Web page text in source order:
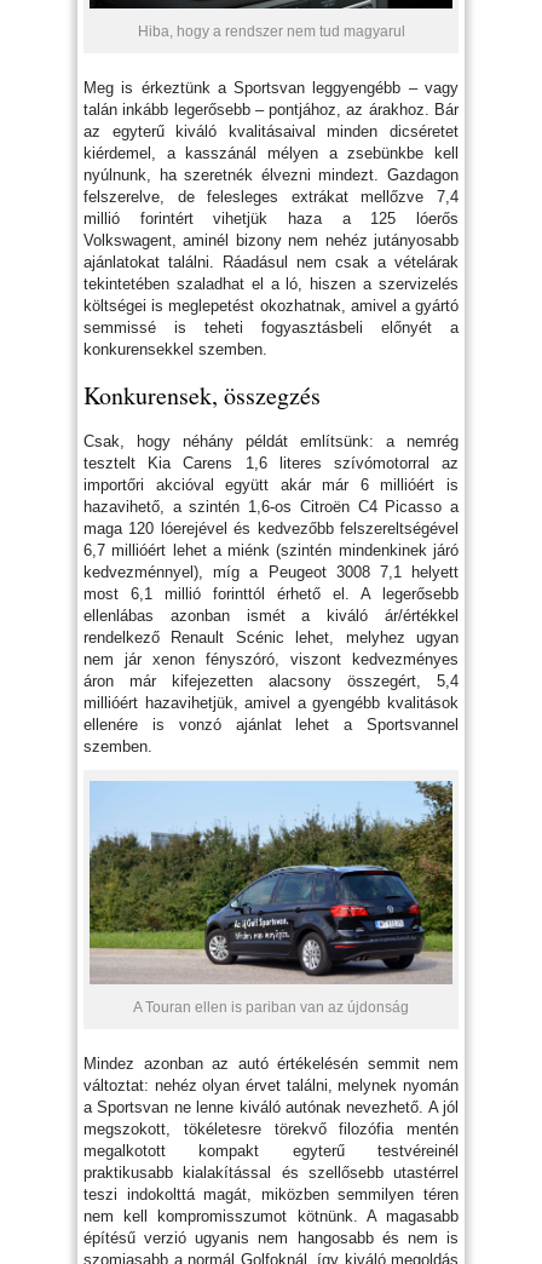
Hiba, hogy a rendszer nem tud magyarul
Meg is érkeztünk a Sportsvan leggyengébb – vagy
talán inkább legerősebb – pontjához, az árakhoz. Bár
az egyterű kiváló kvalitásaival minden dicséretet
kiérdemel, a kasszánál mélyen a zsebünkbe kell
nyúlnunk, ha szeretnék élvezni mindezt. Gazdagon
felszerelve, de felesleges extrákat mellőzve 7,4
millió forintért vihetjük haza a 125 lóerős
Volkswagent, aminél bizony nem nehéz jutányosabb
ajánlatokat találni. Ráadásul nem csak a vételárak
tekintetében szaladhat el a ló, hiszen a szervizelés
költségei is meglepetést okozhatnak, amivel a gyártó
semmissé is teheti fogyasztásbeli előnyét a
konkurensekkel szemben.
Konkurensek, összegzés
Csak, hogy néhány példát említsünk: a nemrég
tesztelt Kia Carens 1,6 literes szívómotorral az
importőri akcióval együtt akár már 6 millióért is
hazavihető, a szintén 1,6-os Citroën C4 Picasso a
maga 120 lóerejével és kedvezőbb felszereltségével
6,7 millióért lehet a miénk (szintén mindenkinek járó
kedvezménnyel), míg a Peugeot 3008 7,1 helyett
most 6,1 millió forinttól érhető el. A legerősebb
ellenlábas azonban ismét a kiváló ár/értékkel
rendelkező Renault Scénic lehet, melyhez ugyan
nem jár xenon fényszóró, viszont kedvezményes
áron már kifejezetten alacsony összegért, 5,4
millióért hazavihetjük, amivel a gyengébb kvalitások
ellenére is vonzó ajánlat lehet a Sportsvannel
szemben.
A Touran ellen is pariban van az újdonság
Mindez azonban az autó értékelésén semmit nem
változtat: nehéz olyan érvet találni, melynek nyomán
a Sportsvan ne lenne kiváló autónak nevezhető. A jól
megszokott, tökéletesre törekvő filozófia mentén
megalkotott kompakt egyterű testvéreinél
praktikusabb kialakítással és szellősebb utastérrel
teszi indokolttá magát, miközben semmilyen téren
nem kell kompromisszumot kötnünk. A magasabb
építésű verzió ugyanis nem hangosabb és nem is
szomjasabb a normál Golfoknál, így kiváló megoldás